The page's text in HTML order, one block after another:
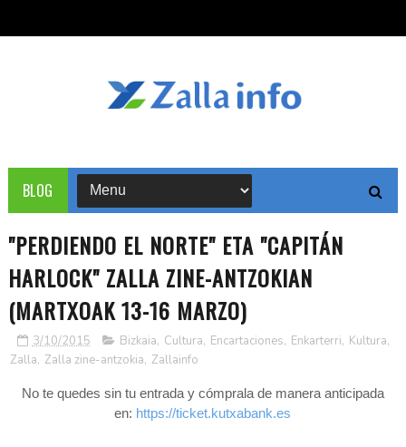
BLOG
"PERDIENDO EL NORTE" ETA "CAPITÁN
HARLOCK" ZALLA ZINE-ANTZOKIAN
(MARTXOAK 13-16 MARZO)
3/10/2015 Bizkaia, Cultura, Encartaciones, Enkarterri, Kultura,
Zalla, Zalla zine-antzokia, Zallainfo
No te quedes sin tu entrada y cómprala de manera anticipada
en: https://ticket.kutxabank.es